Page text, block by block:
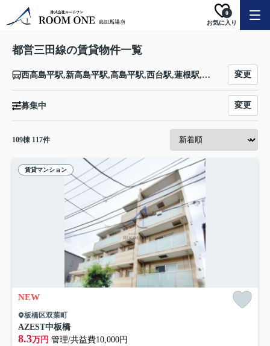
お気に入り
0
都営三田線の賃貸物件一覧
西高島平駅,新高島平駅,高島平駅,西台駅,蓮根駅,志村三丁目駅,志村坂上駅,本蓮沼駅,板橋本町駅,板橋区役所前駅,新板橋駅,西巣鴨駅,巣鴨駅,千石駅,白山駅,後楽園駅,水道橋駅,神保町駅,大手町駅,有楽町駅,内幸町駅,御成門駅,芝公園駅,三田駅,白金高輪駅,白金台駅,目黒駅 変更
募集中 変更
109棟 117件
賃貸マンション
NEW
板橋区双葉町
AZEST中板橋
8.3万円 管理/共益費10,000円